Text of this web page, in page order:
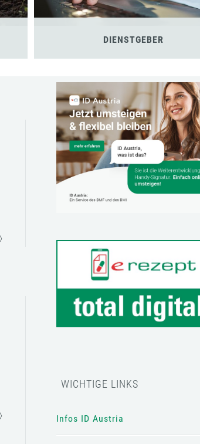
DIENSTGEBER
WICHTIGE LINKS
Infos ID Austria